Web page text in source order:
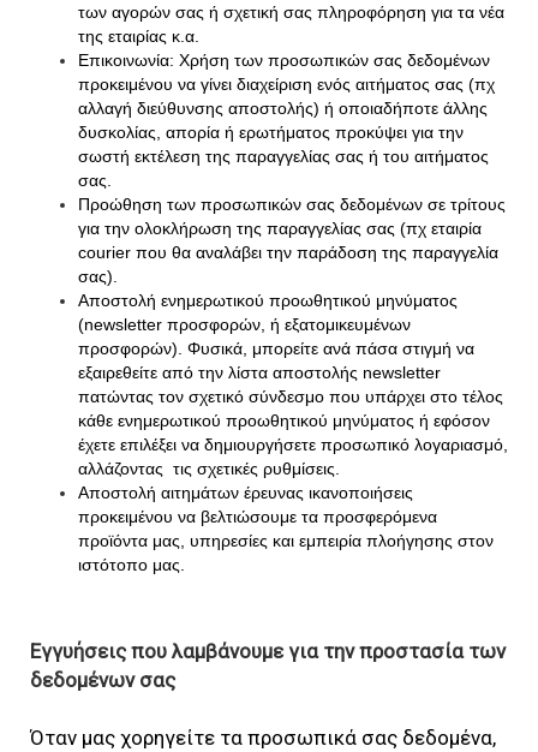
των αγορών σας ή σχετική σας πληροφόρηση για τα νέα
της εταιρίας κ.α.
Επικοινωνία: Χρήση των προσωπικών σας δεδομένων
προκειμένου να γίνει διαχείριση ενός αιτήματος σας (πχ
αλλαγή διεύθυνσης αποστολής) ή οποιαδήποτε άλλης
δυσκολίας, απορία ή ερωτήματος προκύψει για την
σωστή εκτέλεση της παραγγελίας σας ή του αιτήματος
σας.
Προώθηση των προσωπικών σας δεδομένων σε τρίτους
για την ολοκλήρωση της παραγγελίας σας (πχ εταιρία
courier που θα αναλάβει την παράδοση της παραγγελία
σας).
Αποστολή ενημερωτικού προωθητικού μηνύματος
(newsletter προσφορών, ή εξατομικευμένων
προσφορών). Φυσικά, μπορείτε ανά πάσα στιγμή να
εξαιρεθείτε από την λίστα αποστολής newsletter
πατώντας τον σχετικό σύνδεσμο που υπάρχει στο τέλος
κάθε ενημερωτικού προωθητικού μηνύματος ή εφόσον
έχετε επιλέξει να δημιουργήσετε προσωπικό λογαριασμό,
αλλάζοντας τις σχετικές ρυθμίσεις.
Αποστολή αιτημάτων έρευνας ικανοποιήσεις
προκειμένου να βελτιώσουμε τα προσφερόμενα
προϊόντα μας, υπηρεσίες και εμπειρία πλοήγησης στον
ιστότοπο μας.
Εγγυήσεις που λαμβάνουμε για την προστασία των
δεδομένων σας
Όταν μας χορηγείτε τα προσωπικά σας δεδομένα,